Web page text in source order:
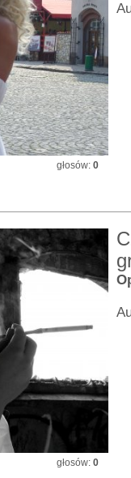
głosów: 0
głosów: 0